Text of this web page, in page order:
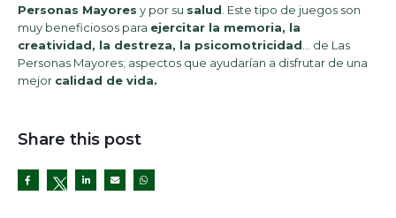
Personas Mayores y por su salud . Este tipo de juegos son
muy beneficiosos para ejercitar la memoria, la
creatividad, la destreza, la psicomotricidad … de Las
Personas Mayores; aspectos que ayudarían a disfrutar de una
mejor calidad de vida.
Share this post